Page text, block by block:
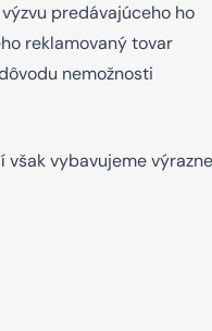
predávajúceho ho
reklamovaný tovar
nemožnosti
však vybavujeme výrazne